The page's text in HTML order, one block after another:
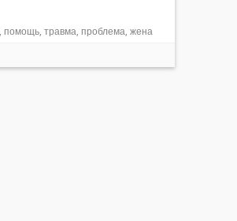
помощь травма проблема жена